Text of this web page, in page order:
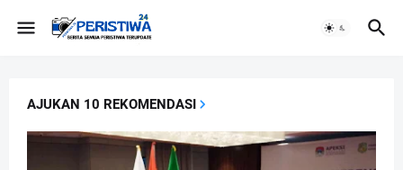
AJUKAN 10 REKOMENDASI